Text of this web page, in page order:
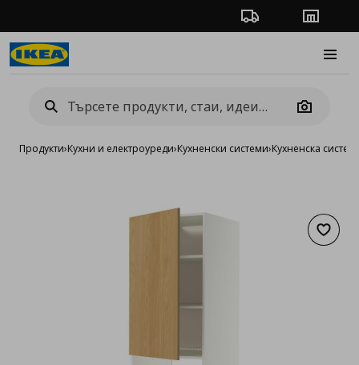
Проследяване на
Camera
Продукти›Кухни и електроуреди›Кухненски системи›Кухненска